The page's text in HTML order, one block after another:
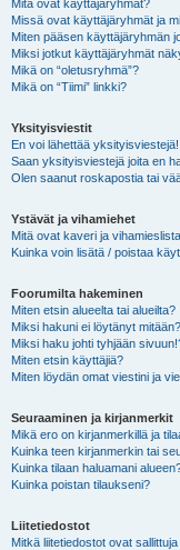
Mitä ovat käyttäjäryhmät?
Missä ovat käyttäjäryhmät ja
Miten pääsen käyttäjäryhmän
Miksi jotkut käyttäjäryhmät
Mikä on “oletusryhmä”?
Mikä on “Tiimi” linkki?
Yksityisviestit
En voi lähettää yksityisviestejä!
Saan yksityisviestejä joita en
Olen saanut roskapostia tai
Ystävät ja vihamiehet
Mitä ovat kaveri ja
Kuinka voin lisätä / poistaa
Foorumilta hakeminen
Miten etsin alueelta tai alueilta?
Miksi hakuni ei löytänyt mitään?
Miksi haku johti tyhjään
Miten etsin käyttäjiä?
Miten löydän omat viestini ja
Seuraaminen ja kirjanmerkit
Mikä ero on kirjanmerkillä ja
Kuinka teen kirjanmerkin tai
Kuinka tilaan haluamani
Kuinka poistan tilaukseni?
Liitetiedostot
Mitkä liitetiedostot ovat